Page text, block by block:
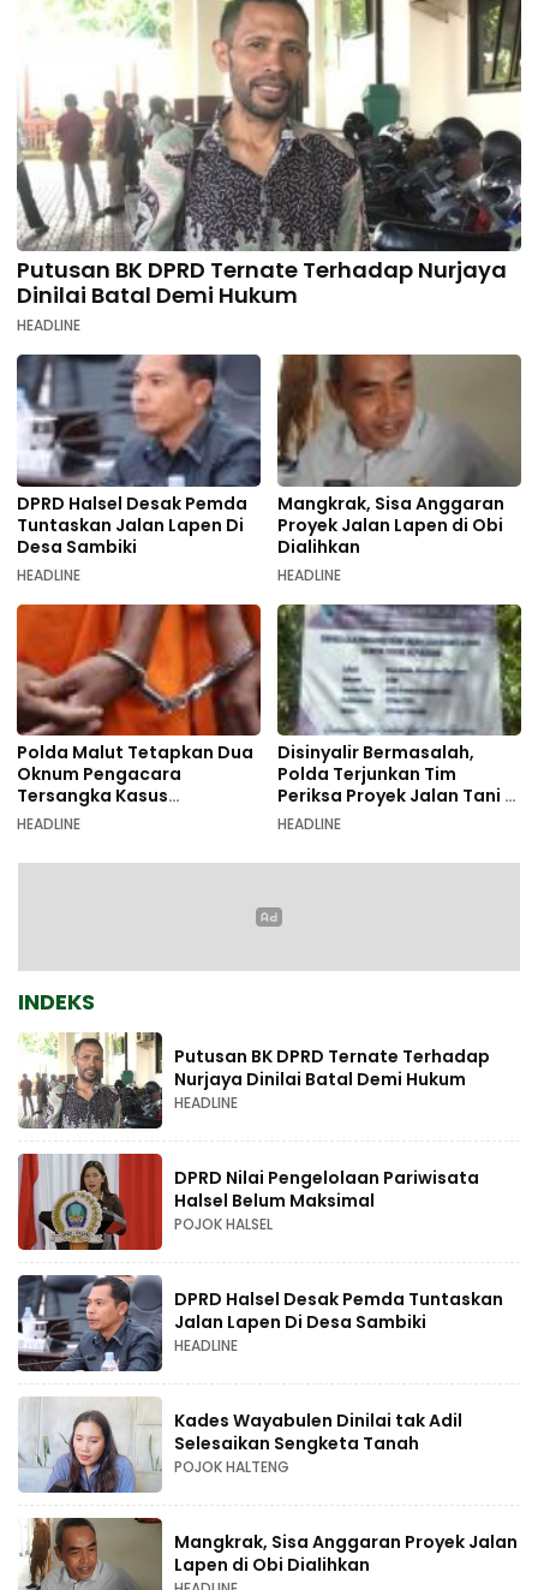
Putusan BK DPRD Ternate Terhadap Nurjaya
Dinilai Batal Demi Hukum
HEADLINE
DPRD Halsel Desak Pemda
Tuntaskan Jalan Lapen Di
Desa Sambiki
HEADLINE
Mangkrak, Sisa Anggaran
Proyek Jalan Lapen di Obi
Dialihkan
HEADLINE
Polda Malut Tetapkan Dua
Oknum Pengacara
Tersangka Kasus
Pemalsuan Dokumen
HEADLINE
Disinyalir Bermasalah,
Polda Terjunkan Tim
Periksa Proyek Jalan Tani di
Galala
HEADLINE
INDEKS
Putusan BK DPRD Ternate Terhadap
Nurjaya Dinilai Batal Demi Hukum
HEADLINE
DPRD Nilai Pengelolaan Pariwisata
Halsel Belum Maksimal
POJOK HALSEL
DPRD Halsel Desak Pemda Tuntaskan
Jalan Lapen Di Desa Sambiki
HEADLINE
Kades Wayabulen Dinilai tak Adil
Selesaikan Sengketa Tanah
POJOK HALTENG
Mangkrak, Sisa Anggaran Proyek Jalan
Lapen di Obi Dialihkan